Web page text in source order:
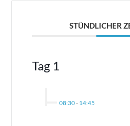
STÜNDLICHER
Tag 1
08:30- 14:45